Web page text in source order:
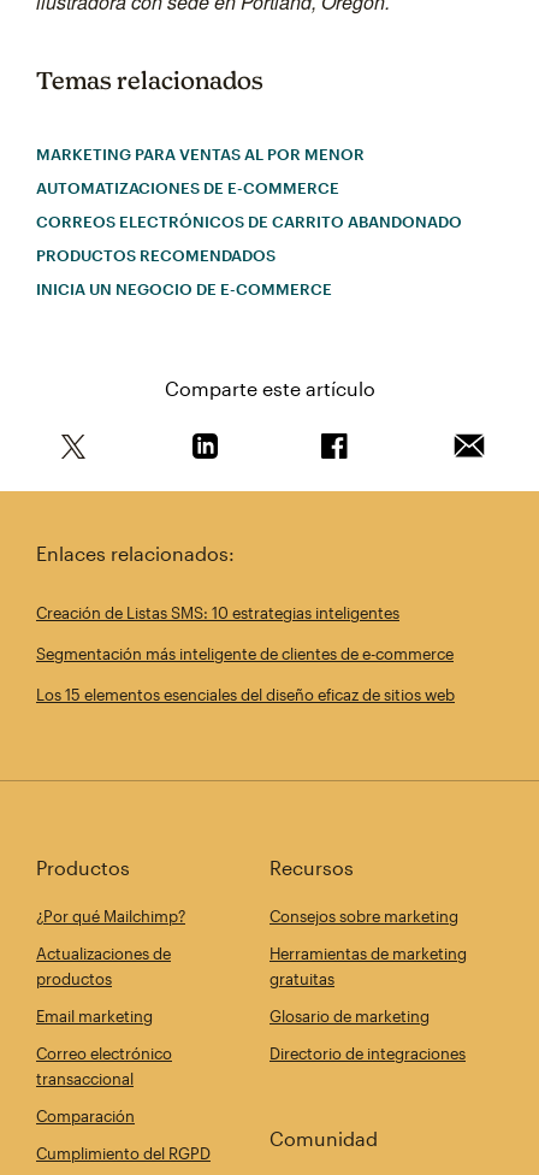
Temas relacionados
MARKETING PARA VENTAS AL POR MENOR
AUTOMATIZACIONES DE E-COMMERCE
CORREOS ELECTRÓNICOS DE CARRITO ABANDONADO
PRODUCTOS RECOMENDADOS
INICIA UN NEGOCIO DE E-COMMERCE
Comparte este artículo
Enlaces relacionados:
Creación de Listas SMS: 10 estrategias inteligentes
Segmentación más inteligente de clientes de e-commerce
Los 15 elementos esenciales del diseño eficaz de sitios web
Productos
¿Por qué Mailchimp?
Actualizaciones de
productos
Email marketing
Correo electrónico
transaccional
Comparación
Cumplimiento del RGPD
Recursos
Consejos sobre marketing
Herramientas de marketing
gratuitas
Glosario de marketing
Directorio de integraciones
Comunidad